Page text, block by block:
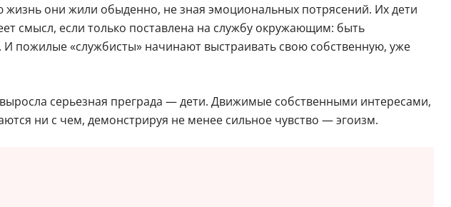
они жили обыденно, не зная эмоциональных потрясений. Их дети
смысл, если только поставлена на службу окружающим: быть
пожилые «службисты» начинают выстраивать свою собственную, уже
серьезная преграда — дети. Движимые собственными интересами,
ни с чем, демонстрируя не менее сильное чувство — эгоизм.